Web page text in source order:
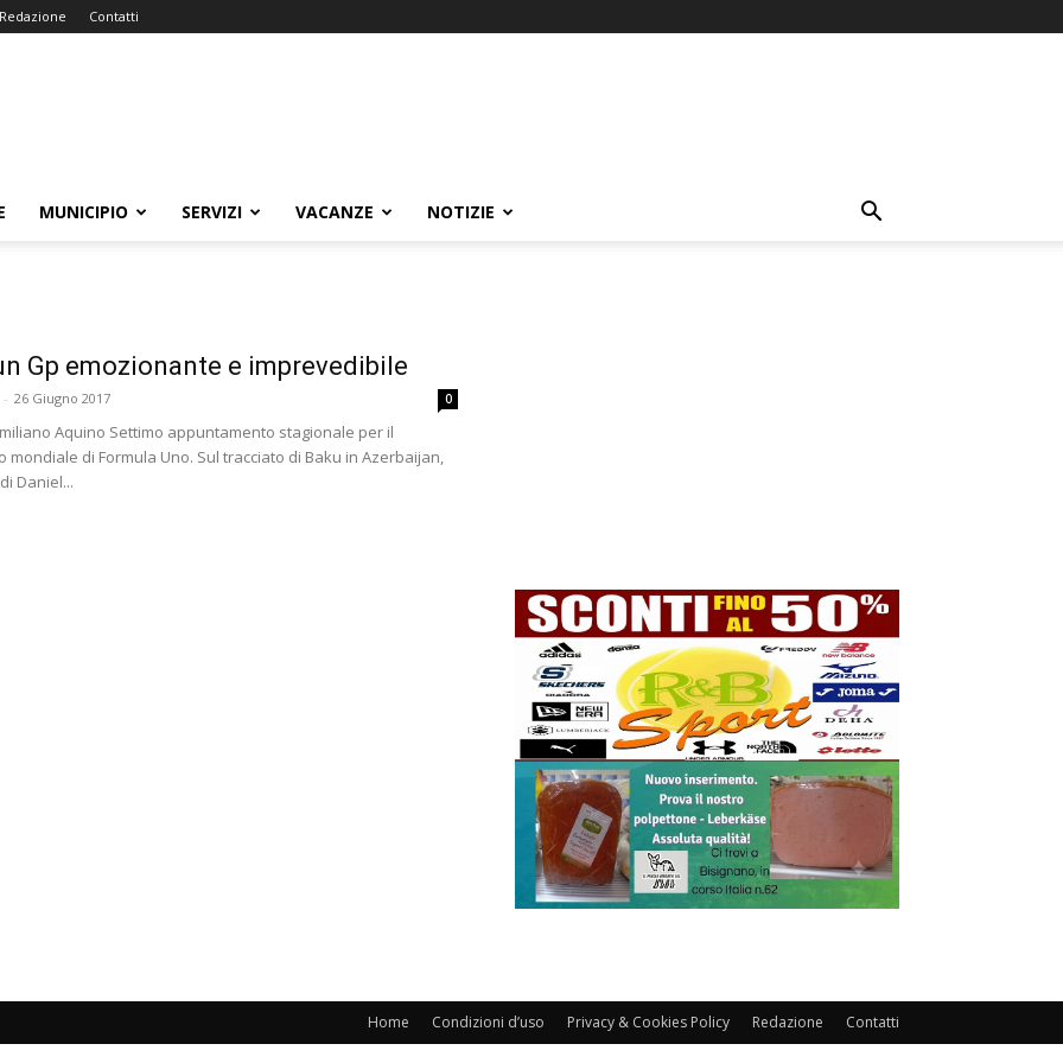
Redazione Contatti
MUNICIPIO SERVIZI VACANZE NOTIZIE
Gp emozionante e imprevedibile
- 26 Giugno 2017 0
Aquino Settimo appuntamento stagionale per il
mondiale di Formula Uno. Sul tracciato di Baku in Azerbaijan,
Daniel...
Home Condizioni d’uso Privacy & Cookies Policy Redazione Contatti